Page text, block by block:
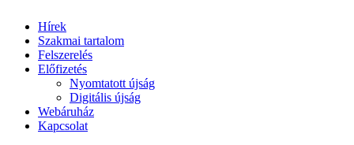
Hírek
Szakmai tartalom
Felszerelés
Előfizetés
Nyomtatott újság
Digitális újság
Webáruház
Kapcsolat